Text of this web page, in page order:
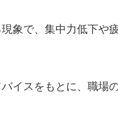
象で、集中力低下や
イスをもとに、職場